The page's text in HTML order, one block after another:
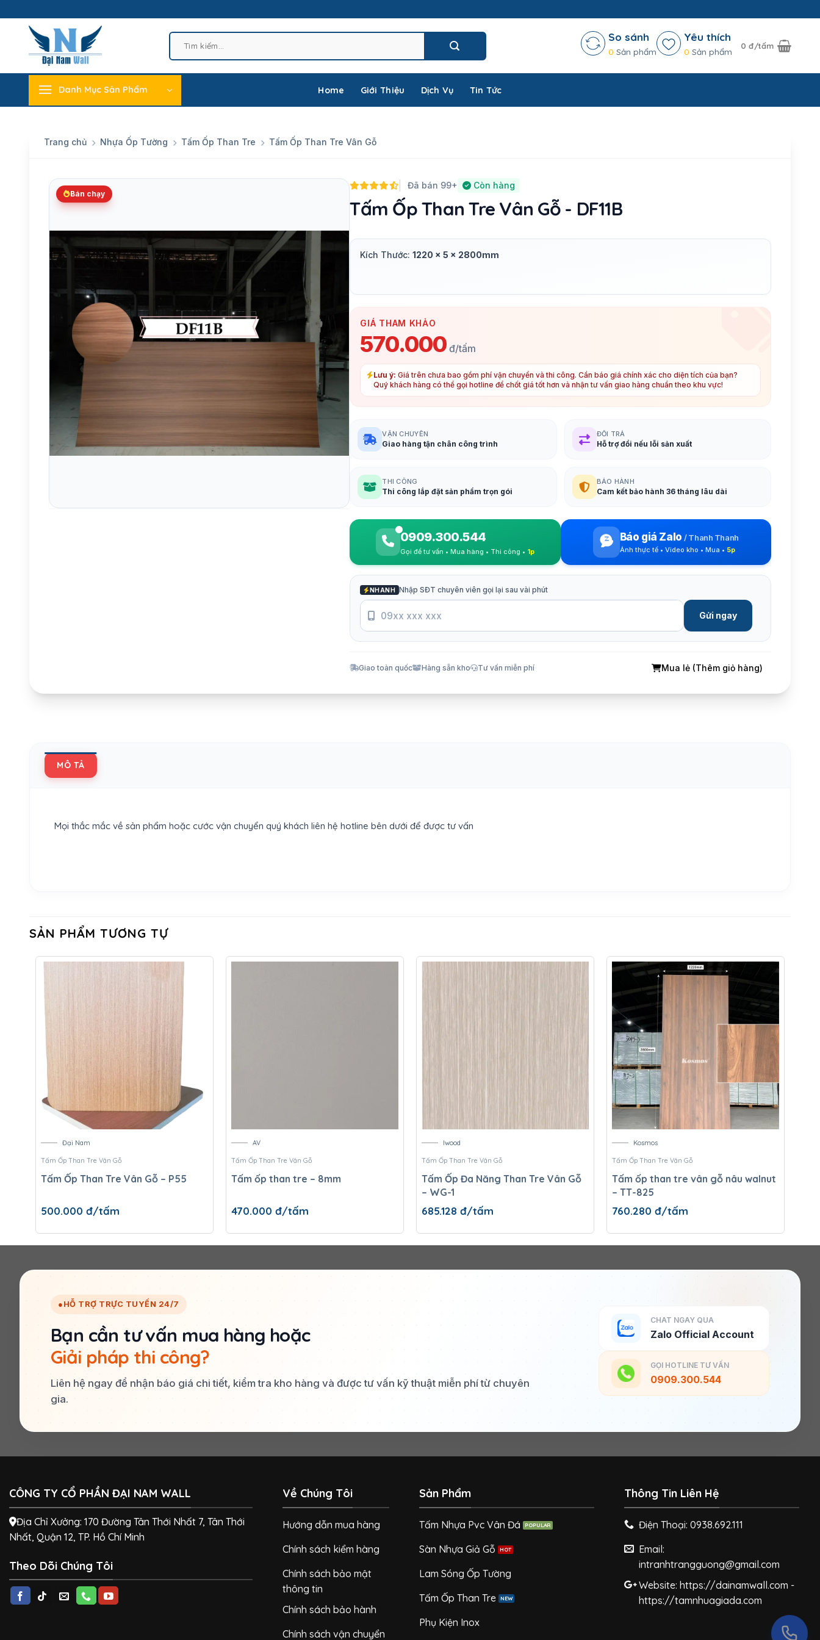
to
content
So sánh
0 Sản phẩm
Yêu thích
0 Sản phẩm
0đ/tấm
Danh Mục Sản Phẩm Home Giới Thiệu Dịch Vụ Tin Tức
Trang chủ Nhựa Ốp Tường Tấm Ốp Than Tre Tấm Ốp Than Tre Vân Gỗ
Bán chạy
Đã bán 99+ Còn hàng
Tấm Ốp Than Tre Vân Gỗ - DF11B
Kích Thước:1220 x 5 x 2800mm
GIÁ THAM KHẢO
570.000 đ/tấm
Lưu ý: Giá trên chưa bao gồm phí vận chuyển và thi công. Cần báo giá chính xác cho diện tích của bạn?
Quý khách hàng có thể gọi hotline để chốt giá tốt hơn và nhận tư vấn giao hàng chuẩn theo khu vực!
VẬN CHUYỂN
Giao hàng tận chân công trình
ĐỔI TRẢ
Hỗ trợ đổi nếu lỗi sản xuất
THI CÔNG
Thi công lắp đặt sản phẩm trọn gói
BẢO HÀNH
Cam kết bảo hành 36 tháng lâu dài
0909.300.544
Gọi để tư vấn • Mua hàng • Thi công • 1p
Báo giá Zalo /Thanh Thanh
Ảnh thực tế • Video kho • Mua • 5p
NHANH Nhập SĐT chuyên viên gọi lại sau vài phút
Gửi ngay
Giao toàn quốc Hàng sẵn kho Tư vấn miễn phí Mua lẻ (Thêm giỏ hàng)
MÔ TẢ
Mọi thắc mắc về sản phẩm hoặc cước vận chuyển quý khách liên hệ hotline bên dưới để được tư vấn
SẢN PHẨM TƯƠNG TỰ
Đại Nam
Tấm Ốp Than Tre Vân Gỗ
Tấm Ốp Than Tre Vân Gỗ – P55
500.000 đ/tấm
AV
Tấm Ốp Than Tre Vân Gỗ
Tấm ốp than tre – 8mm
470.000 đ/tấm
Iwood
Tấm Ốp Than Tre Vân Gỗ
Tấm Ốp Đa Năng Than Tre Vân Gỗ
– WG-1
685.128 đ/tấm
Kosmos
Tấm Ốp Than Tre Vân Gỗ
Tấm ốp than tre vân gỗ nâu walnut
– TT-825
760.280 đ/tấm
● HỖ TRỢ TRỰC TUYẾN 24/7
Bạn cần tư vấn mua hàng hoặc
Giải pháp thi công?
Liên hệ ngay để nhận báo giá chi tiết, kiểm tra kho hàng và được tư vấn kỹ thuật miễn phí từ chuyên
gia.
CHAT NGAY QUA
Zalo Official Account
GỌI HOTLINE TƯ VẤN
0909.300.544
CÔNG TY CỔ PHẦN ĐẠI NAM WALL
Địa Chỉ Xưởng: 170 Đường Tân Thới Nhất 7, Tân Thới
Nhất, Quận 12, TP. Hồ Chí Minh
Theo Dõi Chúng Tôi
Về Chúng Tôi
Hướng dẫn mua hàng
Chính sách kiểm hàng
Chính sách bảo mật
thông tin
Chính sách bảo hành
Chính sách vận chuyển
Sản Phẩm
Tấm Nhựa Pvc Vân Đá
Sàn Nhựa Giả Gỗ
Lam Sóng Ốp Tường
Tấm Ốp Than Tre
Phụ Kiện Inox
Thông Tin Liên Hệ
Điện Thoại: 0938.692.111
Email:
intranhtrangguong@gmail.com
Website: https://dainamwall.com -
https://tamnhuagiada.com